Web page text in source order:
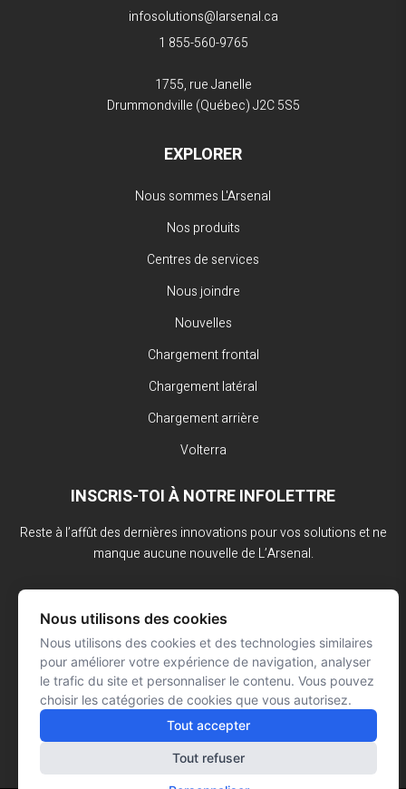
infosolutions@larsenal.ca
1 855-560-9765
1755, rue Janelle
Drummondville (Québec)J2C 5S5
EXPLORER
Nous sommes L'Arsenal
Nos produits
Centres de services
Nous joindre
Nouvelles
Chargement frontal
Chargement latéral
Chargement arrière
Volterra
INSCRIS-TOI À NOTRE INFOLETTRE
Reste à l’affût des dernières innovations pour vos solutions et ne
manque aucune nouvelle de L’Arsenal.
Nous utilisons des cookies
Nous utilisons des cookies et des technologies similaires
pour améliorer votre expérience de navigation, analyser
le trafic du site et personnaliser le contenu. Vous pouvez
choisir les catégories de cookies que vous autorisez.
Tout accepter
Tout refuser